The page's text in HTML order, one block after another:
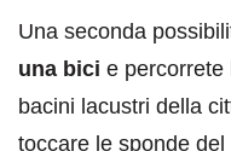
Una seconda
una bici e percorrete
bacini lacustri della
toccare le sponde